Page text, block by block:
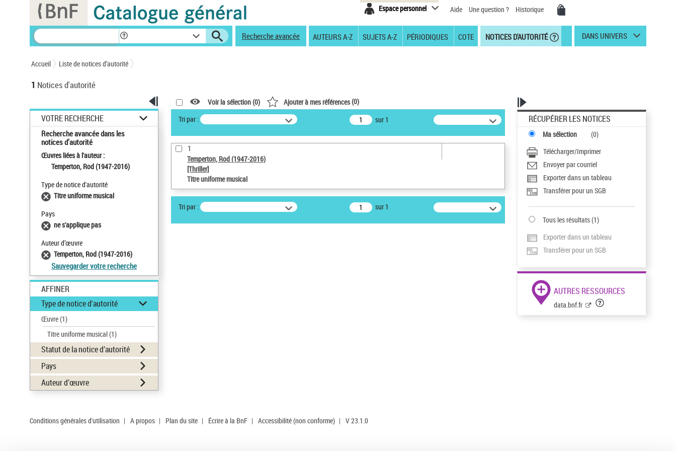
Espace personnel Aide Une question ? Historique
Recherche avancée AUTEURS A-Z SUJETS A-Z PÉRIODIQUES COTE NOTICES D'AUTORITÉ DANS UNIVERS
Accueil Liste de notices d’autorité
1 Notices d'autorité
VOTRE RECHERCHE
Recherche avancée dans les
notices d’autorité
Œuvres liées à l'auteur :
Temperton, Rod (1947-2016)
Type de notice d'autorité
Titre uniforme musical
Pays
ne s'applique pas
Auteur d’œuvre
Temperton, Rod (1947-2016)
Sauvegarder votre recherche
AFFINER
Type de notice d'autorité
Œuvre(1)
Titre uniforme musical(1)
Statut de la notice d’autorité
Pays
Auteur d’œuvre
Voir la sélection (0) Ajouter à mes références(0)
Tri par :
sur 1
1
Temperton, Rod (1947-2016)
[Thriller]
Titre uniforme musical
Tri par : sur 1
RÉCUPÉRER LES NOTICES
Ma sélection (0)
Télécharger/Imprimer
Envoyer par courriel
Exporter dans un tableau
Transférer pour un SGB
Tous les résultats(1)
Exporter dans un tableau
Transférer pour un SGB
AUTRES RESSOURCES
data.bnf.fr
Conditions générales d'utilisation | A propos | Plan du site | Écrire à la BnF | Accessibilité (non conforme) | V 23.1.0
Panneau de gestion des cookies